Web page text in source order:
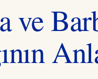
ve